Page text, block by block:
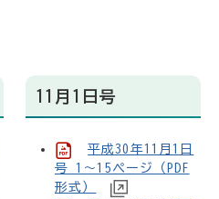
11月1日号
平成30年11月1日
号 1～15ページ（PDF
形式）